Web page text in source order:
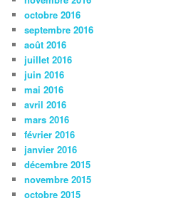
octobre 2016
septembre 2016
août 2016
juillet 2016
juin 2016
mai 2016
avril 2016
mars 2016
février 2016
janvier 2016
décembre 2015
novembre 2015
octobre 2015